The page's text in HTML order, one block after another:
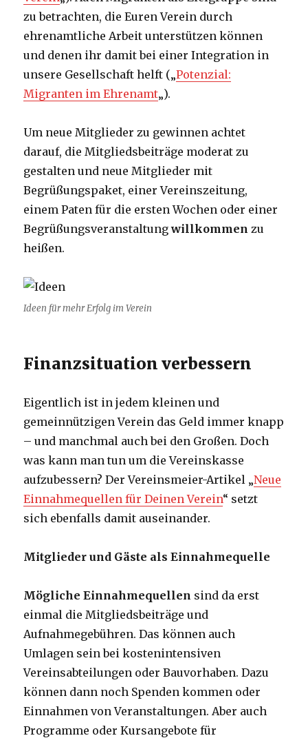
zu betrachten, die Euren Verein durch
ehrenamtliche Arbeit unterstützen können
und denen ihr damit bei einer Integration in
unsere Gesellschaft helft („Potenzial:
Migranten im Ehrenamt„).
Um neue Mitglieder zu gewinnen achtet
darauf, die Mitgliedsbeiträge moderat zu
gestalten und neue Mitglieder mit
Begrüßungspaket, einer Vereinszeitung,
einem Paten für die ersten Wochen oder einer
Begrüßungsveranstaltungwillkommen zu
heißen.
Ideen für mehr Erfolg im Verein
Finanzsituation verbessern
Eigentlich ist in jedem kleinen und
gemeinnützigen Verein das Geld immer knapp
– und manchmal auch bei den Großen. Doch
was kann man tun um die Vereinskasse
aufzubessern? Der Vereinsmeier-Artikel „Neue
Einnahmequellen für Deinen Verein“ setzt
sich ebenfalls damit auseinander.
Mitglieder und Gäste als Einnahmequelle
Mögliche Einnahmequellen sind da erst
einmal die Mitgliedsbeiträge und
Aufnahmegebühren. Das können auch
Umlagen sein bei kostenintensiven
Vereinsabteilungen oder Bauvorhaben. Dazu
können dann noch Spenden kommen oder
Einnahmen von Veranstaltungen. Aber auch
Programme oder Kursangebote für